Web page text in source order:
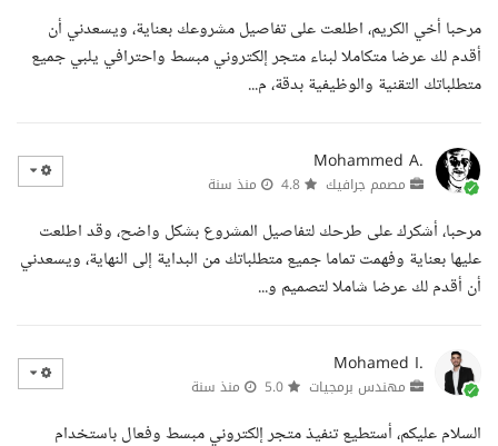
مرحبا أخي الكريم، اطلعت على تفاصيل مشروعك بعناية، ويسعدني أن
أقدم لك عرضا متكاملا لبناء متجر إلكتروني مبسط واحترافي يلبي جميع
متطلباتك التقنية والوظيفية بدقة، م...
Mohammed A.
مصمم جرافيك منذ سنة
مرحبا، أشكرك على طرحك لتفاصيل المشروع بشكل واضح، وقد اطلعت
عليها بعناية وفهمت تماما جميع متطلباتك من البداية إلى النهاية، ويسعدني
أن أقدم لك عرضا شاملا لتصميم و...
Mohamed I.
مهندس برمجيات منذ سنة
السلام عليكم، أستطيع تنفيذ متجر إلكتروني مبسط وفعال باستخدام